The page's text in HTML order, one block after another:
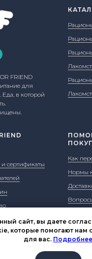
сайт, вы даете
которые помогают нам
для вас. Подробнее
FRIEND
для
в которой
сертификаты
Как
Нормы